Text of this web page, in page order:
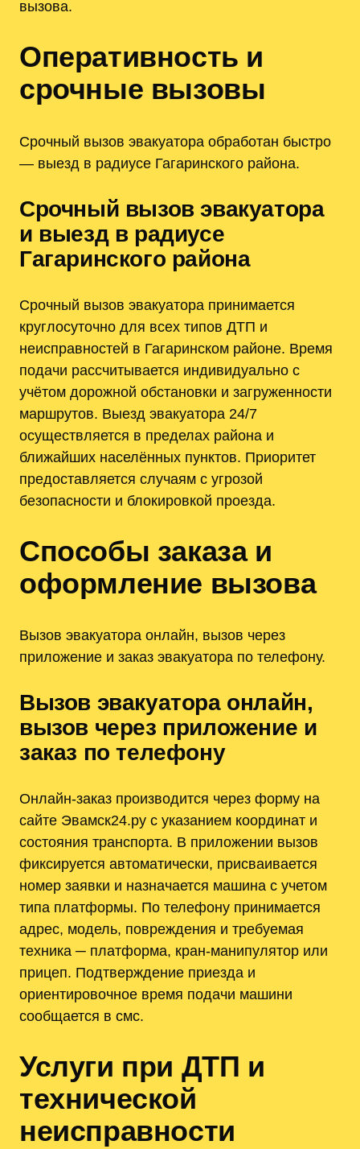
вызова.
Оперативность и
срочные вызовы
Срочный вызов эвакуатора обработан быстро
— выезд в радиусе Гагаринского района.
Срочный вызов эвакуатора
и выезд в радиусе
Гагаринского района
Срочный вызов эвакуатора принимается
круглосуточно для всех типов ДТП и
неисправностей в Гагаринском районе. Время
подачи рассчитывается индивидуально с
учётом дорожной обстановки и загруженности
маршрутов. Выезд эвакуатора 24/7
осуществляется в пределах района и
ближайших населённых пунктов. Приоритет
предоставляется случаям с угрозой
безопасности и блокировкой проезда.
Способы заказа и
оформление вызова
Вызов эвакуатора онлайн, вызов через
приложение и заказ эвакуатора по телефону.
Вызов эвакуатора онлайн,
вызов через приложение и
заказ по телефону
Онлайн-заказ производится через форму на
сайте Эвамск24.ру с указанием координат и
состояния транспорта. В приложении вызов
фиксируется автоматически, присваивается
номер заявки и назначается машина с учетом
типа платформы. По телефону принимается
адрес, модель, повреждения и требуемая
техника ─ платформа, кран-манипулятор или
прицеп. Подтверждение приезда и
ориентировочное время подачи машини
сообщается в смс.
Услуги при ДТП и
технической
неисправности